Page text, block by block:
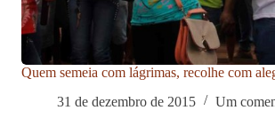
Quem semeia com lágrimas, recolhe com
31 de dezembro de 2015
Um